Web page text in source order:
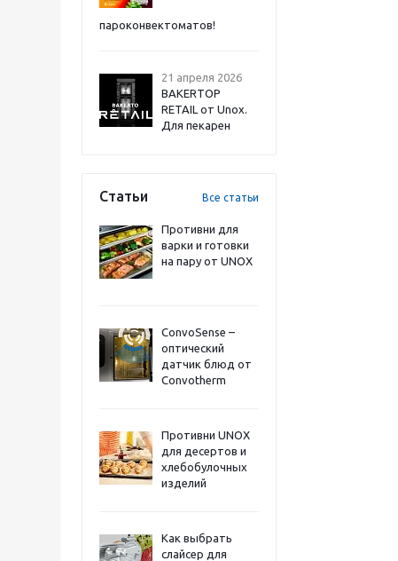
пароконвектоматов!
21 апреля 2026
BAKERTOP
RETAIL от Unox.
Для пекарен
Статьи Все статьи
Противни для
варки и готовки
на пару от UNOX
ConvoSense –
оптический
датчик блюд от
Convotherm
Противни UNOX
для десертов и
хлебобулочных
изделий
Как выбрать
слайсер для